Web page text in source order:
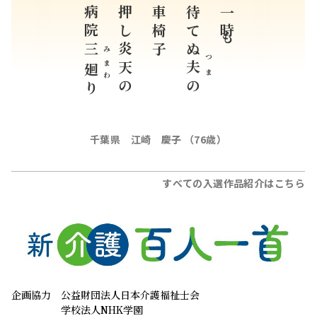
千葉県 江崎 慶子 （76歳）
すべての入選作品紹介はこちら
協賛
株式会社スペースケア
株式会社Dプロモーション
株式会社プロセスコバヤシ